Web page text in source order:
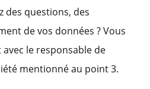
des questions, des
de vos données ? Vous
le responsable de
mentionné au point 3.